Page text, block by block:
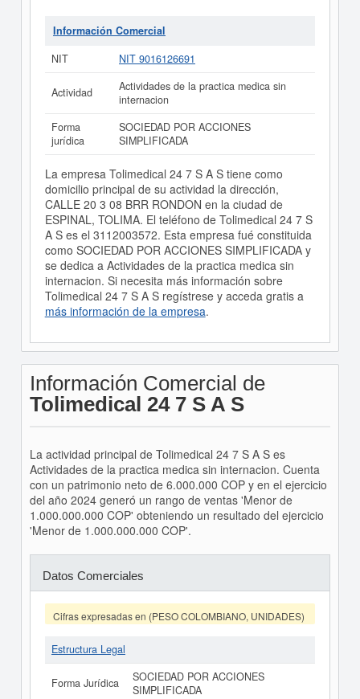
Información Comercial
NIT
NIT 9016126691
Actividad
Actividades de la practica medica sin
internacion
Forma
jurídica
SOCIEDAD POR ACCIONES
SIMPLIFICADA
La empresa Tolimedical 24 7 S A S tiene como
domicilio principal de su actividad la dirección,
CALLE 20 3 08 BRR RONDON en la ciudad de
ESPINAL, TOLIMA. El teléfono de Tolimedical 24 7 S
A S es el 3112003572. Esta empresa fué constituida
como SOCIEDAD POR ACCIONES SIMPLIFICADA y
se dedica a Actividades de la practica medica sin
internacion. Si necesita más información sobre
Tolimedical 24 7 S A S regístrese y acceda gratis a
más información de la empresa.
Información Comercial de
Tolimedical 24 7 S A S
La actividad principal de Tolimedical 24 7 S A S es
Actividades de la practica medica sin internacion. Cuenta
con un patrimonio neto de 6.000.000 COP y en el ejercicio
del año 2024 generó un rango de ventas 'Menor de
1.000.000.000 COP' obteniendo un resultado del ejercicio
'Menor de 1.000.000.000 COP'.
Datos Comerciales
Cifras expresadas en (PESO COLOMBIANO, UNIDADES)
Estructura Legal
Forma Jurídica
SOCIEDAD POR ACCIONES
SIMPLIFICADA